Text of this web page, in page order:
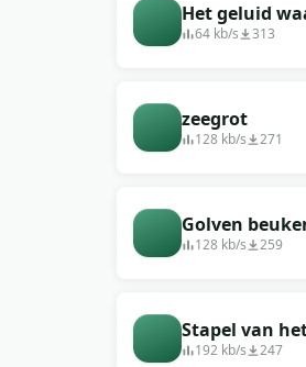
Het geluid
in de kloof
64 kb/s 313
zeegrot
128 kb/s 271
Golven
kleine grot
128 kb/s 259
Stapel van
192 kb/s 247